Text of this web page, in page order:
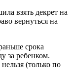
взять декрет на
вернуться на
срока
за ребенком.
(только по